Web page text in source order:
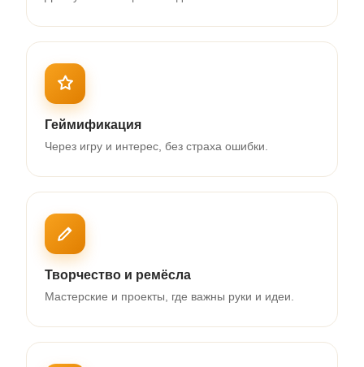
Геймификация
Через игру и интерес, без страха ошибки.
Творчество и ремёсла
Мастерские и проекты, где важны руки и идеи.